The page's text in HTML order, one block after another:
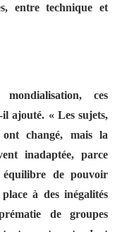
entre technique et
ces
ajouté. « Les sujets,
ont changé, mais la
inadaptée, parce
de pouvoir
à des inégalités
de groupes